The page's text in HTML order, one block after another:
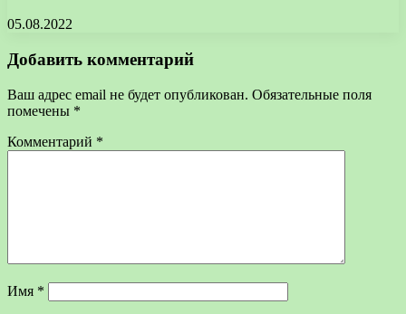
05.08.2022
Добавить комментарий
Ваш адрес email не будет опубликован. Обязательные поля
помечены *
Комментарий *
Имя *